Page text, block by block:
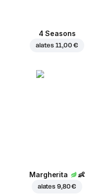
4 Seasons
alates 11,00 €
Margherita 👶
alates 9,80 €